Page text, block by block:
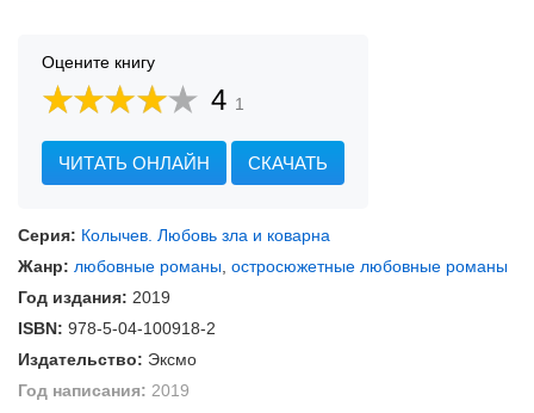
Оцените книгу
4 1
ЧИТАТЬ ОНЛАЙН СКАЧАТЬ
Серия: Колычев. Любовь зла и коварна
Жанр: любовные романы, остросюжетные любовные романы
Год издания: 2019
ISBN: 978-5-04-100918-2
Издательство: Эксмо
Год написания: 2019